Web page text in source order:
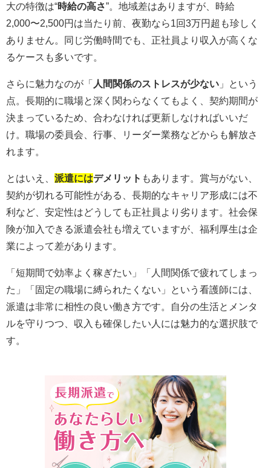
大の特徴は“時給の高さ”。地域差はありますが、時給
2,000〜2,500円は当たり前、夜勤なら1回3万円超も珍しく
ありません。同じ労働時間でも、正社員より収入が高くな
るケースも多いです。
さらに魅力なのが「 人間関係のストレスが少ない 」という
点。長期的に職場と深く関わらなくてもよく、契約期間が
決まっているため、合わなければ更新しなければいいだ
け。職場の委員会、行事、リーダー業務などからも解放さ
れます。
とはいえ、 派遣にはデメリット もあります。賞与がない、
契約が切れる可能性がある、長期的なキャリア形成には不
利など、安定性はどうしても正社員より劣ります。社会保
険が加入できる派遣会社も増えていますが、福利厚生は企
業によって差があります。
「短期間で効率よく稼ぎたい」「人間関係で疲れてしまっ
た」「固定の職場に縛られたくない」という看護師には、
派遣は非常に相性の良い働き方です。自分の生活とメンタ
ルを守りつつ、収入も確保したい人には魅力的な選択肢で
す。